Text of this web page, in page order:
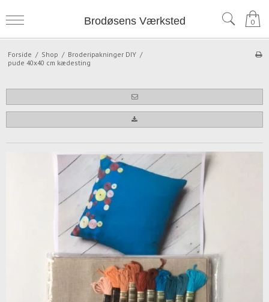
Brodøsens Værksted 0
Forside / Shop / Broderipakninger DIY /
pude 40x40 cm kædesting